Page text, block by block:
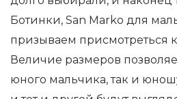
Ботинки, San Marko для
призываем присмотреться
Величие размеров
юного мальчика, так и